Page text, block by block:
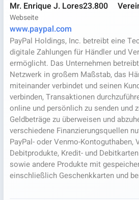
Mr. Enrique J. Lores23.800
Webseite
www.paypal.com
PayPal Holdings, Inc. betreibt eine
digitale Zahlungen für Händler und
ermöglicht. Das Unternehmen
Netzwerk in großem Maßstab, das
miteinander verbindet und seinen
verbinden, Transaktionen
online und persönlich zu senden und
Geldbeträge zu überweisen und
verschiedene Finanzierungsquellen
PayPal- oder Venmo-Kontoguthaben,
Debitprodukte, Kredit- und
sowie andere Produkte mit
einschließlich Geschenkkarten und